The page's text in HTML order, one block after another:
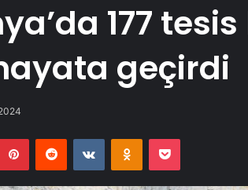
177
geçirdi
PinterestReddit VKontakteOdnoklassniki
Pocket